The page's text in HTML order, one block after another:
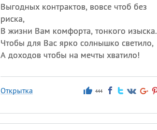
Выгодных контрактов, вовсе чтоб без
риска,
В жизни Вам комфорта, тонкого изыска.
Чтобы для Вас ярко солнышко светило,
А доходов чтобы на мечты хватило!
Открытка 444